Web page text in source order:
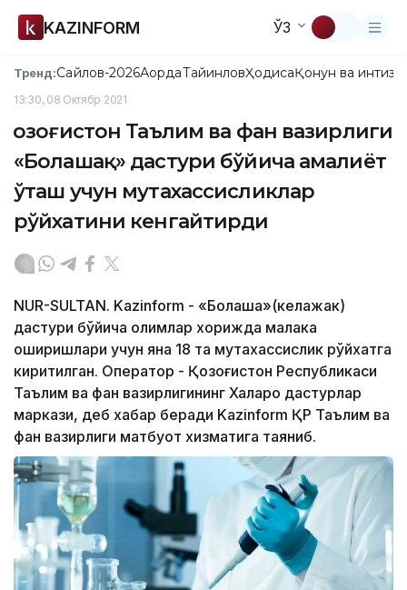
KAZINFORM ЎЗ
Тренд:Сайлов-2026АқордаТайинловҲодисаҚонун ва
13:30, 08 Октябр 2021
Қозоғистон Таълим ва фан вазирлиги
«Болашақ» дастури бўйича амалиёт
ўташ учун мутахассисликлар
рўйхатини кенгайтирди
NUR-SULTAN. Kazinform - «Болашақ»(келажак)
дастури бўйича олимлар хорижда малака
оширишлари учун яна 18 та мутахассислик рўйхатга
киритилган. Оператор - Қозоғистон Республикаси
Таълим ва фан вазирлигининг Халқаро дастурлар
маркази, деб хабар беради Kazinform ҚР Таълим ва
фан вазирлиги матбуот хизматига таяниб.